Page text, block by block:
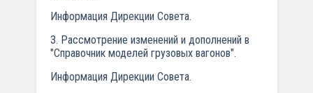
Информация Дирекции Совета.
3. Рассмотрение изменений и дополнений в
"Справочник моделей грузовых вагонов".
Информация Дирекции Совета.